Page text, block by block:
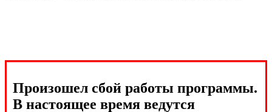
Произошел сбой работы программы.
В настоящее время ведутся